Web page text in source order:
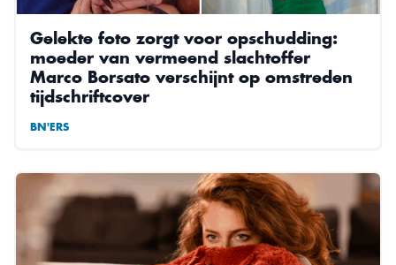
Gelekte foto zorgt voor opschudding:
moeder van vermeend slachtoffer
Marco Borsato verschijnt op omstreden
tijdschriftcover
BN'ERS